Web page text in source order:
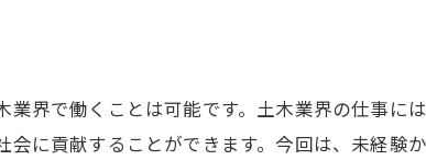
業界で働くことは可能です。土木業界の仕事に
会に貢献することができます。今回は、未経験